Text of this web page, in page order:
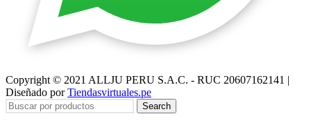
Copyright © 2021 ALLJU PERU S.A.C. - RUC 20607162141 |
Diseñado porTiendasvirtuales.pe
Search